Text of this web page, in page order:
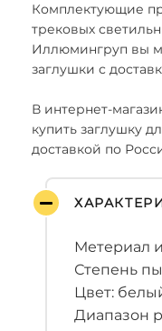
Комплектующие
трековых
Иллюмингруп вы
заглушки с
В интернет-
купить заглушку
доставкой по
Метериал
Степень
Цвет:
Диапазон